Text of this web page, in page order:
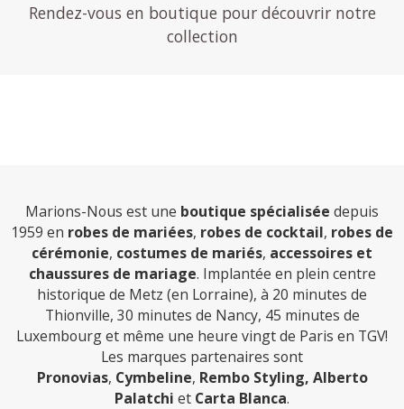
Rendez-vous en boutique pour découvrir notre
collection
Marions-Nous est une boutique spécialisée depuis
1959 en robes de mariées, robes de cocktail, robes de
cérémonie, costumes de mariés, accessoires et
chaussures de mariage. Implantée en plein centre
historique de Metz (en Lorraine), à 20 minutes de
Thionville, 30 minutes de Nancy, 45 minutes de
Luxembourg et même une heure vingt de Paris en TGV!
Les marques partenaires sont
Pronovias, Cymbeline, Rembo Styling, Alberto
Palatchi et Carta Blanca.